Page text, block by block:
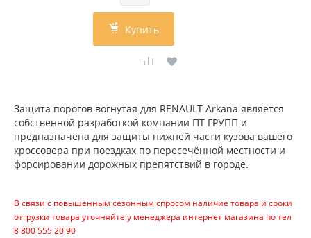
Купить
Защита порогов вогнутая для RENAULT Arkana является
собственной разработкой компании ПТ ГРУПП и
предназначена для защиты нижней части кузова вашего
кроссовера при поездках по пересечённой местности и
форсировании дорожных препятствий в городе.
В связи с повышенным сезонным спросом наличие товара и сроки
отгрузки товара уточняйте у менеджера интернет магазина по тел
8 800 555 20 90